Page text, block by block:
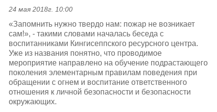
24 мая 2018г. 10:00
«Запомнить нужно твердо нам: пожар не возникает
сам!», - такими словами началась беседа с
воспитанниками Кингисеппского ресурсного центра.
Уже из названия понятно, что проводимое
мероприятие направлено на обучение подрастающего
поколения элементарным правилам поведения при
обращении с огнем и воспитание ответственного
отношения к личной безопасности и безопасности
окружающих.